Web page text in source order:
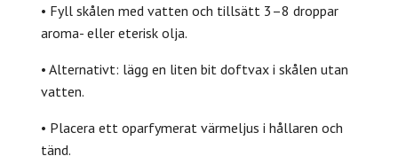
• Fyll skålen med vatten och tillsätt 3–8 droppar
aroma- eller eterisk olja.
• Alternativt: lägg en liten bit doftvax i skålen utan
vatten.
• Placera ett oparfymerat värmeljus i hållaren och
tänd.